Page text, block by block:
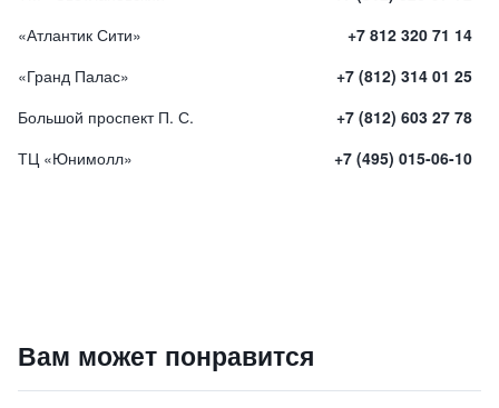
«Атлантик Сити»
+7 812 320 71 14
«Гранд Палас»
+7 (812) 314 01 25
Большой проспект П. С.
+7 (812) 603 27 78
ТЦ «Юнимолл»
+7 (495) 015-06-10
16250₽9 840 ₽
Вам может понравится